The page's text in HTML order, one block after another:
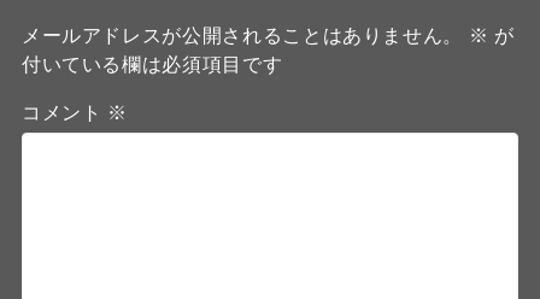
メールアドレスが公開されることはありません。 ※ が
付いている欄は必須項目です
コメント ※